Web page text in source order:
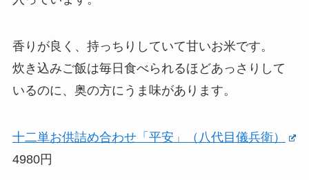
香りが良く、持っちりしていて甘いお米です。
炊き込みご飯は毎日食べられるほどあっさりして
いるのに、奥の方にうま味があります。
十二単お供詰め合わせ「平安」（八代目儀兵衛）
4980円